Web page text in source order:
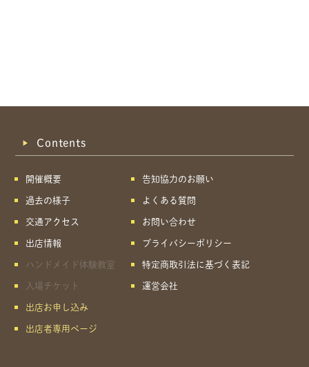
共有方法を選択
Contents
開催概要
過去の様子
交通アクセス
出店情報
ハンドメイド体験教室
入場チケット
出店お申し込み
出店者専用ページ
告知協力のお願い
よくある質問
お問い合わせ
プライバシーポリシー
特定商取引法に基づく表記
運営会社